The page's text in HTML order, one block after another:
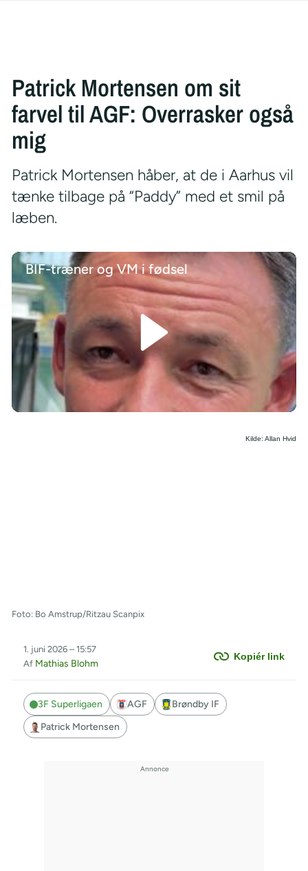
Patrick Mortensen om sit
farvel til AGF: Overrasker også
mig
Patrick Mortensen håber, at de i Aarhus vil
tænke tilbage på “Paddy” med et smil på
læben.
BIF-træner og VM i fødsel
Kilde: Allan Hvid
Foto: Bo Amstrup/Ritzau Scanpix
Kopiér link
1. juni 2026 – 15:57
Af Mathias Blohm
3F Superligaen AGF
Brøndby IF
Patrick Mortensen